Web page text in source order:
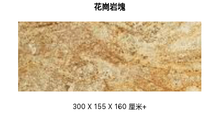
花崗岩塊
300 X 155 X 160 厘米+